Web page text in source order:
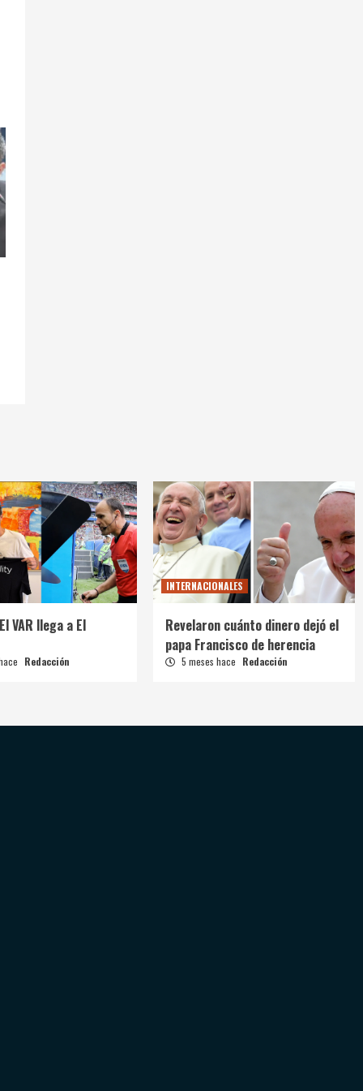
VAR llega a El
Redacción
INTERNACIONALES
Revelaron cuánto dinero dejó el
papa Francisco de herencia
5 meses hace Redacción